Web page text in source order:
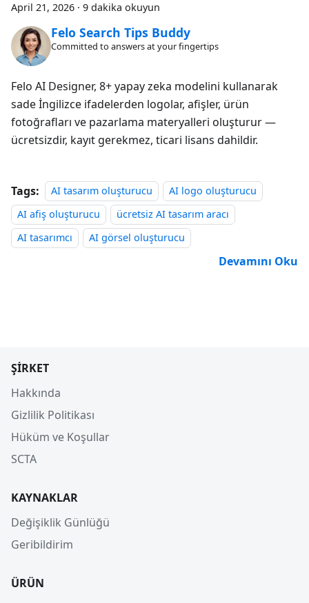
April 21, 2026 · 9 dakika okuyun
Felo Search Tips Buddy
Committed to answers at your fingertips
Felo AI Designer, 8+ yapay zeka modelini kullanarak
sade İngilizce ifadelerden logolar, afişler, ürün
fotoğrafları ve pazarlama materyalleri oluşturur —
ücretsizdir, kayıt gerekmez, ticari lisans dahildir.
Tags: AI tasarım oluşturucu
AI logo oluşturucu
AI afiş oluşturucu
ücretsiz AI tasarım aracı
AI tasarımcı
AI görsel oluşturucu
Devamını Oku
ŞIRKET
Hakkında
Gizlilik Politikası
Hüküm ve Koşullar
SCTA
KAYNAKLAR
Değişiklik Günlüğü
Geribildirim
ÜRÜN